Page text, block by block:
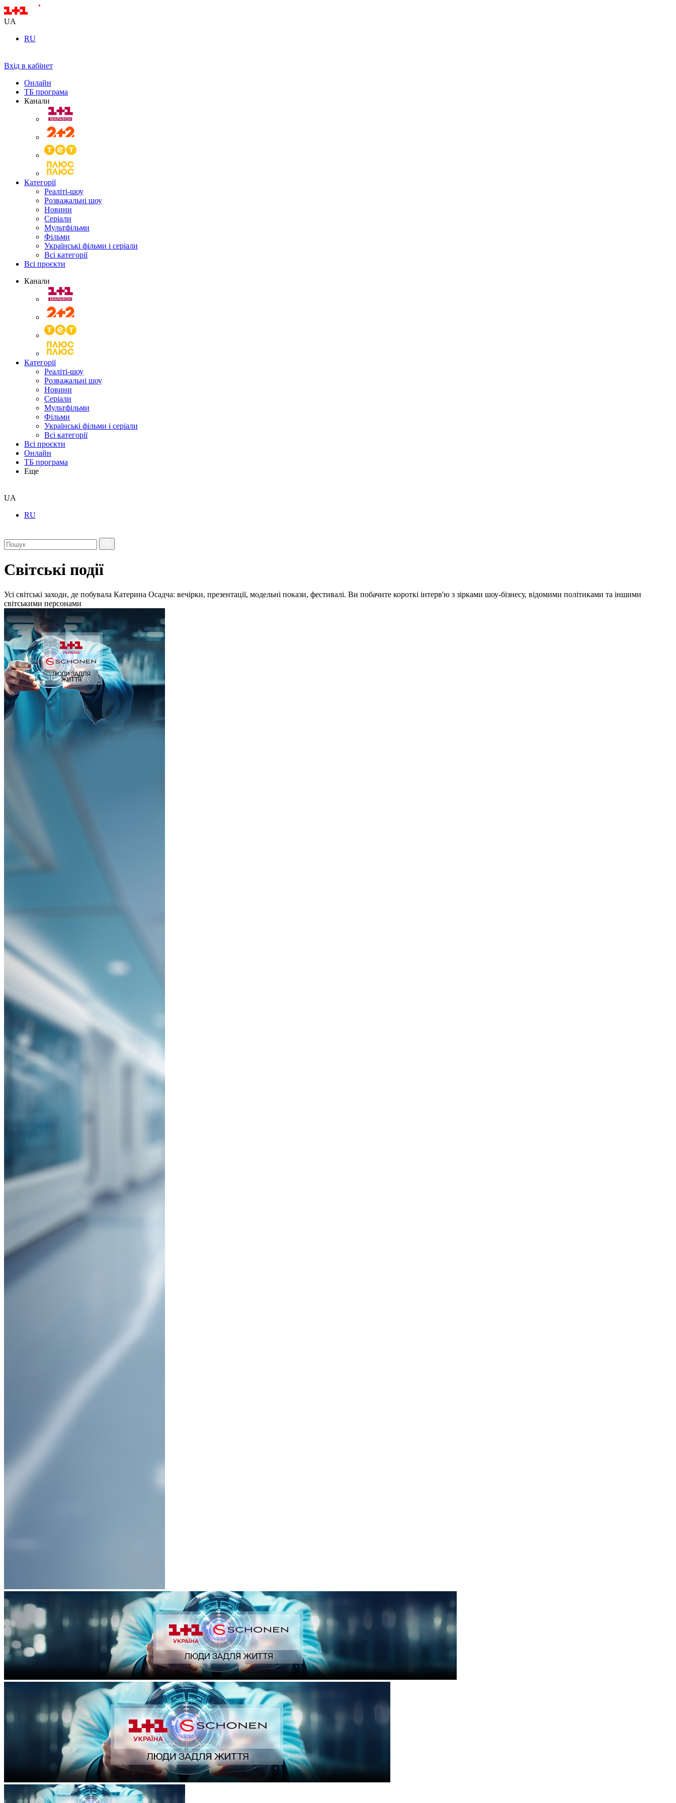
UA
RU
Вхід в кабінет
Онлайн
ТБ програма
Канали
Категорії
Реаліті-шоу
Розважальні шоу
Новини
Серіали
Мультфільми
Фільми
Українські фільми і серіали
Всі категорії
Всі проєкти
Канали
Категорії
Реаліті-шоу
Розважальні шоу
Новини
Серіали
Мультфільми
Фільми
Українські фільми і серіали
Всі категорії
Всі проєкти
Онлайн
ТБ програма
Еще
UA
RU
Світські події
Усі світські заходи, де побувала Катерина Осадча: вечірки, презентації, модельні покази, фестивалі. Ви побачите короткі інтерв'ю з зірками шоу-бізнесу, відомими політиками та іншими
світськими персонами